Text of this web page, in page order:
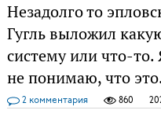
Незадолго то
Гугль выложил
систему или что-то.
не понимаю, что
2 комментария 860